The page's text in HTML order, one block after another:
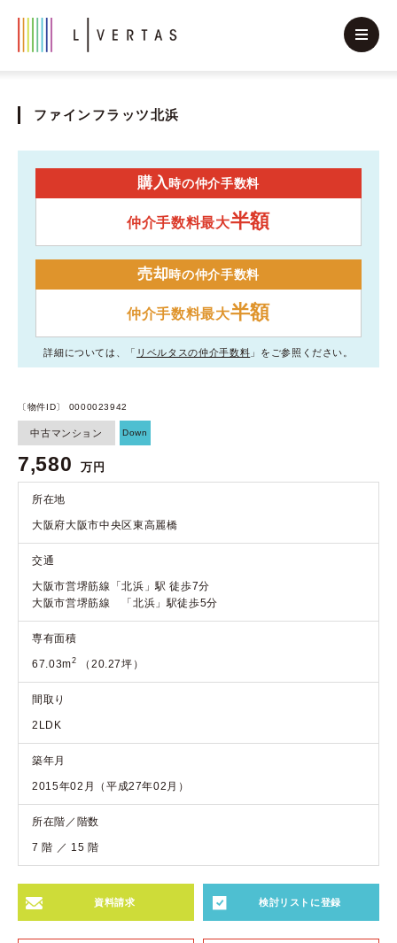
ファインフラッツ北浜
購入時の仲介手数料
仲介手数料最大半額
売却時の仲介手数料
仲介手数料最大半額
詳細については、「 リベルタスの仲介手数料 」をご参照ください。
〔物件ID〕 0000023942
中古マンション Down
7,580 万円
所在地
大阪府大阪市中央区東高麗橋
交通
大阪市営堺筋線「北浜」駅 徒歩7分
大阪市営堺筋線 「北浜」駅徒歩5分
専有面積
67.03m2 （20.27坪）
間取り
2LDK
築年月
2015年02月（平成27年02月）
所在階／階数
7 階 ／ 15 階
資料請求 検討リストに登録